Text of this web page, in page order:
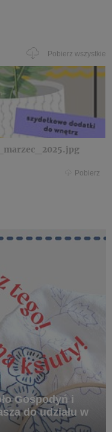
Pobierz wszystkie
Pobierz
Gospodyń i
do udziału w